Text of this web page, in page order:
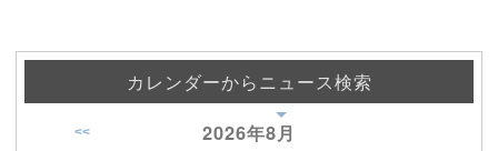
カレンダーからニュース検索
2026年8月
<<